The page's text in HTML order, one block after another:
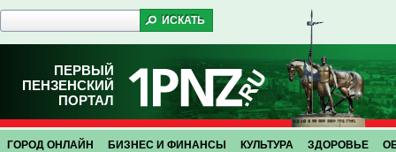
ПЕРВЫЙ
ПЕНЗЕНСКИЙ
ПОРТАЛ
ГОРОД ОНЛАЙН БИЗНЕС И ФИНАНСЫ КУЛЬТУРА ЗДОРОВЬЕ